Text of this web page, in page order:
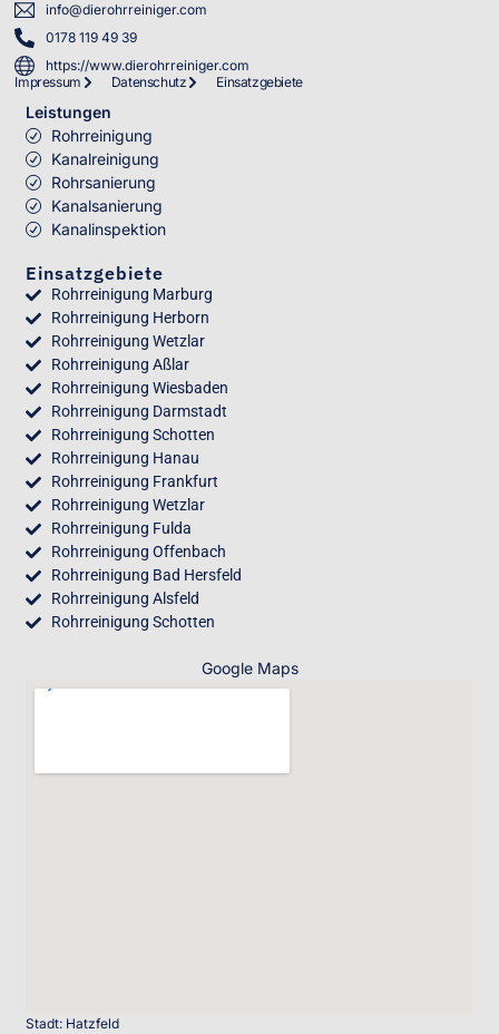
info@dierohrreiniger.com
0178 119 49 39
https://www.dierohrreiniger.com
Impressum
Datenschutz Einsatzgebiete
Leistungen
Rohrreinigung
Kanalreinigung
Rohrsanierung
Kanalsanierung
Kanalinspektion
Einsatzgebiete
Rohrreinigung Marburg
Rohrreinigung Herborn
Rohrreinigung Wetzlar
Rohrreinigung Aßlar
Rohrreinigung Wiesbaden
Rohrreinigung Darmstadt
Rohrreinigung Schotten
Rohrreinigung Hanau
Rohrreinigung Frankfurt
Rohrreinigung Wetzlar
Rohrreinigung Fulda
Rohrreinigung Offenbach
Rohrreinigung Bad Hersfeld
Rohrreinigung Alsfeld
Rohrreinigung Schotten
Google Maps
Stadt: Hatzfeld